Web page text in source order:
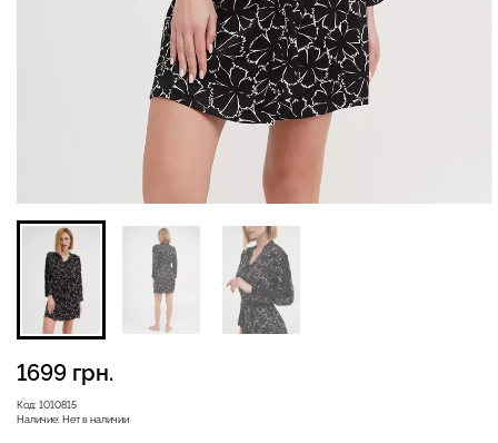
Код: 1010815
Наличие: Нет в наличии
1699 грн.
Бесшовная бразилиана с
легкой коррекцией